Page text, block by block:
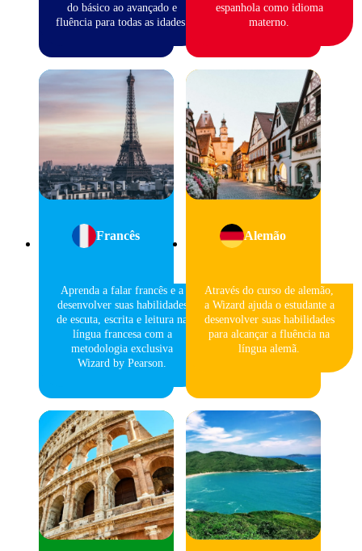
do básico ao avançado e
fluência para todas as idades.
espanhola como idioma
materno.
Francês
Aprenda a falar francês e a
desenvolver suas habilidades
de escuta, escrita e leitura na
língua francesa com a
metodologia exclusiva
Wizard by Pearson.
Alemão
Através do curso de alemão,
a Wizard ajuda o estudante a
desenvolver suas habilidades
para alcançar a fluência na
língua alemã.